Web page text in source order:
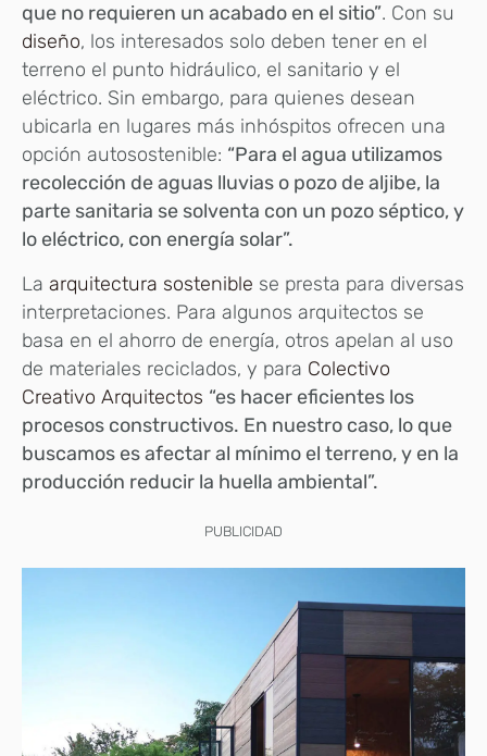
que no requieren un acabado en el sitio”. Con su
diseño, los interesados solo deben tener en el
terreno el punto hidráulico, el sanitario y el
eléctrico. Sin embargo, para quienes desean
ubicarla en lugares más inhóspitos ofrecen una
opción autosostenible: “Para el agua utilizamos
recolección de aguas lluvias o pozo de aljibe, la
parte sanitaria se solventa con un pozo séptico, y
lo eléctrico, con energía solar”.
La arquitectura sostenible se presta para diversas
interpretaciones. Para algunos arquitectos se
basa en el ahorro de energía, otros apelan al uso
de materiales reciclados, y para Colectivo
Creativo Arquitectos “es hacer eficientes los
procesos constructivos. En nuestro caso, lo que
buscamos es afectar al mínimo el terreno, y en la
producción reducir la huella ambiental”.
PUBLICIDAD